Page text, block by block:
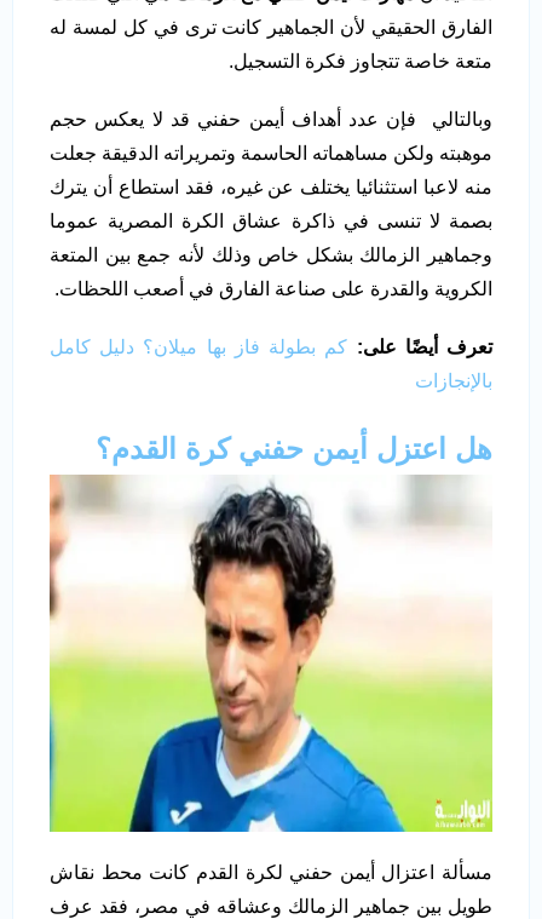
الفارق الحقيقي لأن الجماهير كانت ترى في كل لمسة له
متعة خاصة تتجاوز فكرة التسجيل.
وبالتالي فإن عدد أهداف أيمن حفني قد لا يعكس حجم
موهبته ولكن مساهماته الحاسمة وتمريراته الدقيقة جعلت
منه لاعبا استثنائيا يختلف عن غيره، فقد استطاع أن يترك
بصمة لا تنسى في ذاكرة عشاق الكرة المصرية عموما
وجماهير الزمالك بشكل خاص وذلك لأنه جمع بين المتعة
الكروية والقدرة على صناعة الفارق في أصعب اللحظات.
تعرف أيضًا على: كم بطولة فاز بها ميلان؟ دليل كامل
بالإنجازات
هل اعتزل أيمن حفني كرة القدم؟
مسألة اعتزال أيمن حفني لكرة القدم كانت محط نقاش
طويل بين جماهير الزمالك وعشاقه في مصر، فقد عرف